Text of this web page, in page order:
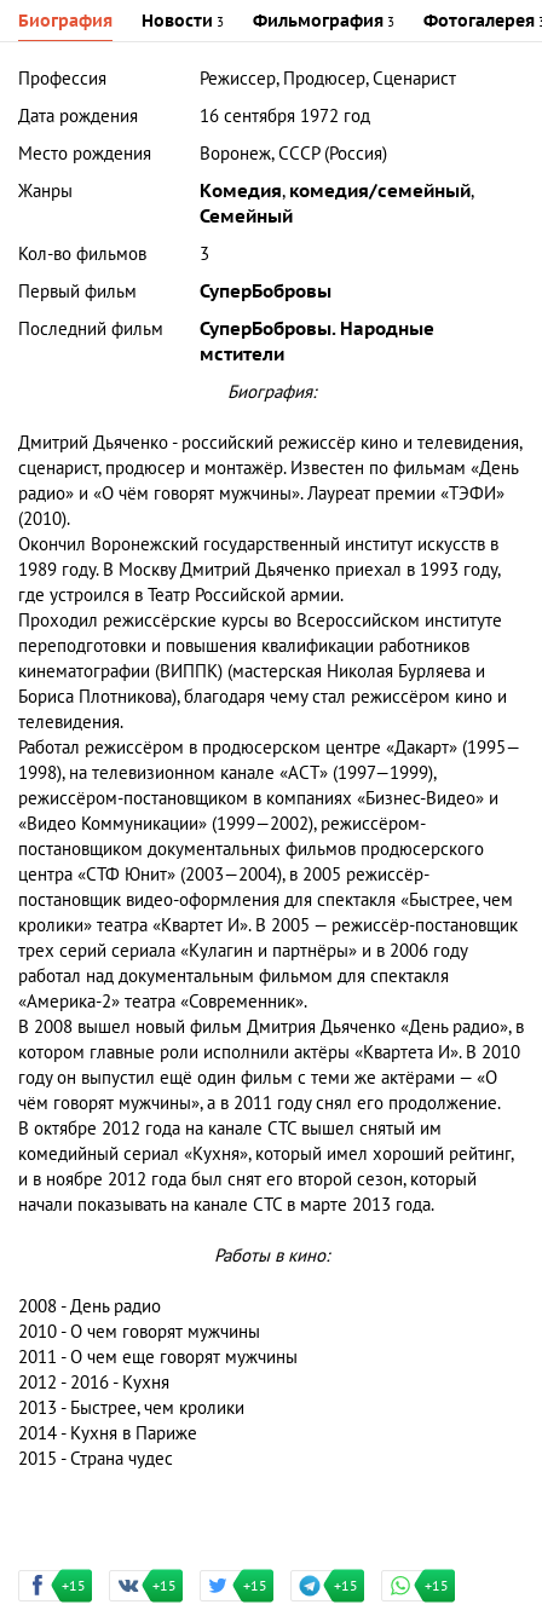
Биография Новости 3 Фильмография 3 Фотогалерея
Профессия
Режиссер, Продюсер, Сценарист
Дата рождения
16 сентября 1972 год
Место рождения
Воронеж, СССР (Россия)
Жанры
Комедия, комедия/семейный,
Семейный
Кол-во фильмов
3
Первый фильм
СуперБобровы
Последний фильм
СуперБобровы. Народные
мстители
Биография:
Дмитрий Дьяченко - российский режиссёр кино и телевидения,
сценарист, продюсер и монтажёр. Известен по фильмам «День
радио» и «О чём говорят мужчины». Лауреат премии «ТЭФИ»
(2010).
Окончил Воронежский государственный институт искусств в
1989 году. В Москву Дмитрий Дьяченко приехал в 1993 году,
где устроился в Театр Российской армии.
Проходил режиссёрские курсы во Всероссийском институте
переподготовки и повышения квалификации работников
кинематографии (ВИППК) (мастерская Николая Бурляева и
Бориса Плотникова), благодаря чему стал режиссёром кино и
телевидения.
Работал режиссёром в продюсерском центре «Дакарт» (1995—
1998), на телевизионном канале «АСТ» (1997—1999),
режиссёром-постановщиком в компаниях «Бизнес-Видео» и
«Видео Коммуникации» (1999—2002), режиссёром-
постановщиком документальных фильмов продюсерского
центра «СТФ Юнит» (2003—2004), в 2005 режиссёр-
постановщик видео-оформления для спектакля «Быстрее, чем
кролики» театра «Квартет И». В 2005 — режиссёр-постановщик
трех серий сериала «Кулагин и партнёры» и в 2006 году
работал над документальным фильмом для спектакля
«Америка-2» театра «Современник».
В 2008 вышел новый фильм Дмитрия Дьяченко «День радио», в
котором главные роли исполнили актёры «Квартета И». В 2010
году он выпустил ещё один фильм с теми же актёрами — «О
чём говорят мужчины», а в 2011 году снял его продолжение.
В октябре 2012 года на канале СТС вышел снятый им
комедийный сериал «Кухня», который имел хороший рейтинг,
и в ноябре 2012 года был снят его второй сезон, который
начали показывать на канале СТС в марте 2013 года.
Работы в кино:
2008 - День радио
2010 - О чем говорят мужчины
2011 - О чем еще говорят мужчины
2012 - 2016 - Кухня
2013 - Быстрее, чем кролики
2014 - Кухня в Париже
2015 - Страна чудес
+15 +15 +15 +15 +15